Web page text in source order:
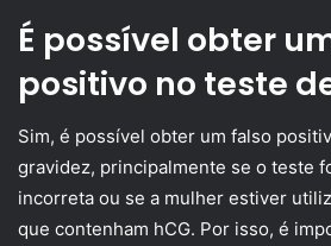
É possível obter
positivo no teste
Sim, é possível obter um falso
gravidez, principalmente se o teste
incorreta ou se a mulher estiver
que contenham hCG. Por isso, é